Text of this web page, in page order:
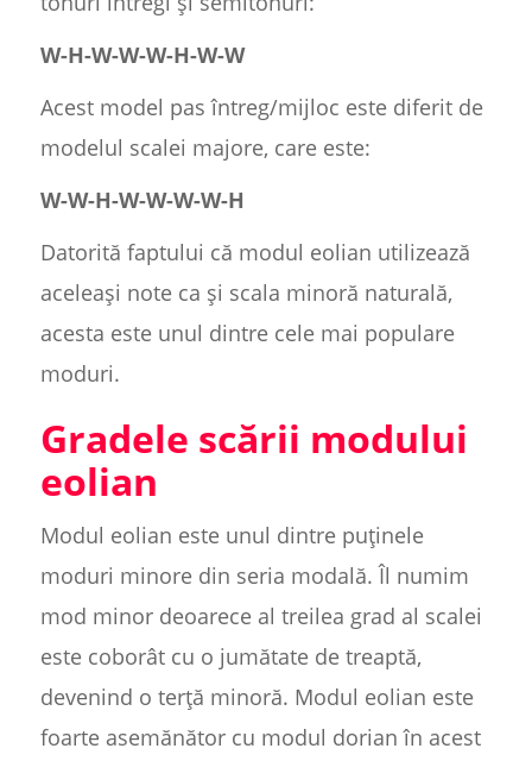
W-H-W-W-W-H-W-W
Acest model pas întreg/mijloc este diferit de
modelul scalei majore, care este:
W-W-H-W-W-W-W-H
Datorită faptului că modul eolian utilizează
aceleași note ca și scala minoră naturală,
acesta este unul dintre cele mai populare
moduri.
Gradele scării modului
eolian
Modul eolian este unul dintre puținele
moduri minore din seria modală. Îl numim
mod minor deoarece al treilea grad al scalei
este coborât cu o jumătate de treaptă,
devenind o terță minoră. Modul eolian este
foarte asemănător cu modul dorian în acest